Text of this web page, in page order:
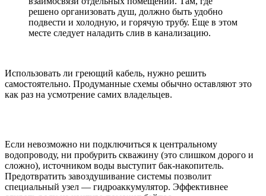
решено организовать душ, должно быть удобно
подвести и холодную, и горячую трубу. Еще в этом
месте следует наладить слив в канализацию.
Использовать ли греющий кабель, нужно решить
самостоятельно. Продуманные схемы обычно оставляют это
как раз на усмотрение самих владельцев.
Если невозможно ни подключиться к центральному
водопроводу, ни пробурить скважину (это слишком дорого и
сложно), источником воды выступит бак-накопитель.
Предотвратить завоздушивание системы позволит
специальный узел — гидроаккумулятор. Эффективнее